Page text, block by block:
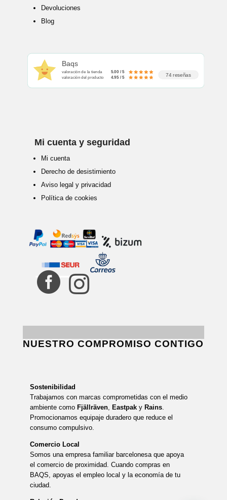
Devoluciones
Blog
Baqs
valoración de la tienda 5.00 / 5
valoración del producto 4.95 / 5 74 reseñas
Mi cuenta y seguridad
Mi cuenta
Derecho de desistimiento
Aviso legal y privacidad
Política de cookies
 
NUESTRO COMPROMISO CONTIGO
Sostenibilidad
Trabajamos con marcas comprometidas con el medio
ambiente como Fjällräven, Eastpak y Rains.
Promocionamos equipaje duradero que reduce el
consumo compulsivo.
Comercio Local
Somos una empresa familiar barcelonesa que apoya
el comercio de proximidad. Cuando compras en
BAQS, apoyas el empleo local y la economía de tu
ciudad.